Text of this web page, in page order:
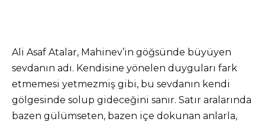
Ali Asaf Atalar, Mahinev’in göğsünde büyüyen
sevdanın adı. Kendisine yönelen duyguları fark
etmemesi yetmezmiş gibi, bu sevdanın kendi
gölgesinde solup gideceğini sanır. Satır aralarında
bazen gülümseten, bazen içe dokunan anlarla,